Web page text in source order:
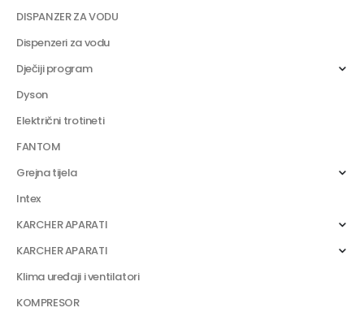
DISPANZER ZA VODU
Dispenzeri za vodu
Dječiji program
Dyson
Električni trotineti
FANTOM
Grejna tijela
Intex
KARCHER APARATI
KARCHER APARATI
Klima uređaji i ventilatori
KOMPRESOR